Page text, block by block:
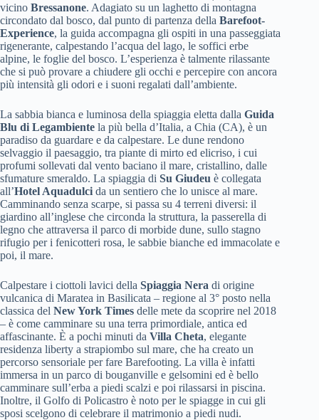
vicino Bressanone. Adagiato su un laghetto di montagna
circondato dal bosco, dal punto di partenza della Barefoot-
Experience, la guida accompagna gli ospiti in una passeggiata
rigenerante, calpestando l’acqua del lago, le soffici erbe
alpine, le foglie del bosco. L’esperienza è talmente rilassante
che si può provare a chiudere gli occhi e percepire con ancora
più intensità gli odori e i suoni regalati dall’ambiente.
La sabbia bianca e luminosa della spiaggia eletta dalla Guida
Blu di Legambiente la più bella d’Italia, a Chia (CA), è un
paradiso da guardare e da calpestare. Le dune rendono
selvaggio il paesaggio, tra piante di mirto ed elicriso, i cui
profumi sollevati dal vento baciano il mare, cristallino, dalle
sfumature smeraldo. La spiaggia di Su Giudeu è collegata
all’Hotel Aquadulci da un sentiero che lo unisce al mare.
Camminando senza scarpe, si passa su 4 terreni diversi: il
giardino all’inglese che circonda la struttura, la passerella di
legno che attraversa il parco di morbide dune, sullo stagno
rifugio per i fenicotteri rosa, le sabbie bianche ed immacolate e
poi, il mare.
Calpestare i ciottoli lavici della Spiaggia Nera di origine
vulcanica di Maratea in Basilicata – regione al 3° posto nella
classica del New York Times delle mete da scoprire nel 2018
– è come camminare su una terra primordiale, antica ed
affascinante. È a pochi minuti da Villa Cheta, elegante
residenza liberty a strapiombo sul mare, che ha creato un
percorso sensoriale per fare Barefooting. La villa è infatti
immersa in un parco di bouganville e gelsomini ed è bello
camminare sull’erba a piedi scalzi e poi rilassarsi in piscina.
Inoltre, il Golfo di Policastro è noto per le spiagge in cui gli
sposi scelgono di celebrare il matrimonio a piedi nudi.